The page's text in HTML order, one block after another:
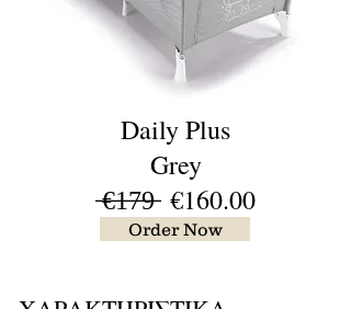
Daily Plus
Grey
̶€̶1̶7̶9̶ €160.00
Order Now